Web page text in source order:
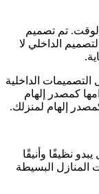
تم تصميم
الداخلي لا
الداخلية
كمصدر إلهام
إلهام لمنزلك.
نظيفًا وأنيقًا
المنازل البسيطة